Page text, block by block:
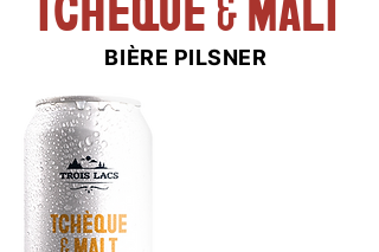
BIÈRE PILSNER